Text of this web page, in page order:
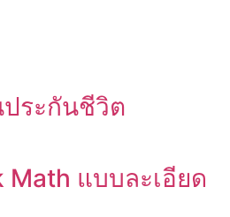
ระกันชีวิต
Math แบบละเอียด